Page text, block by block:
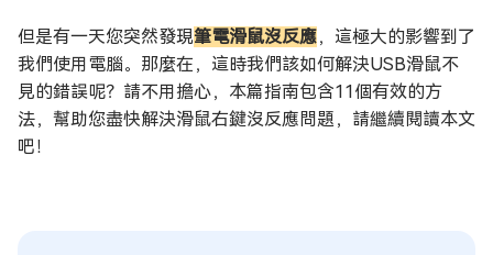
但是有一天您突然發現筆電滑鼠沒反應，這極大的影響到了
我們使用電腦。那麼在，這時我們該如何解決USB滑鼠不
見的錯誤呢？請不用擔心，本篇指南包含11個有效的方
法，幫助您盡快解決滑鼠右鍵沒反應問題，請繼續閱讀本文
吧！